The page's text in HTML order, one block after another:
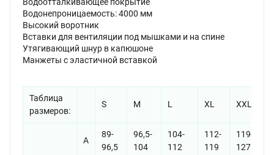
Водонепроницаемость: 4000 мм
Высокий воротник
Вставки для вентиляции под мышками и на спине
Утягивающий шнур в капюшоне
Манжеты с эластичной вставкой
Таблица
размеров:
S M L XL XXL
А
89-
96,5
96,5-
104
104-
112
112-
119
119-
127